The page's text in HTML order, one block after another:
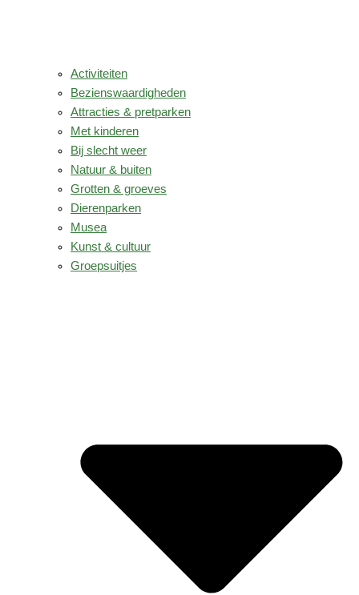
Activiteiten
Bezienswaardigheden
Attracties & pretparken
Met kinderen
Bij slecht weer
Natuur & buiten
Grotten & groeves
Dierenparken
Musea
Kunst & cultuur
Groepsuitjes